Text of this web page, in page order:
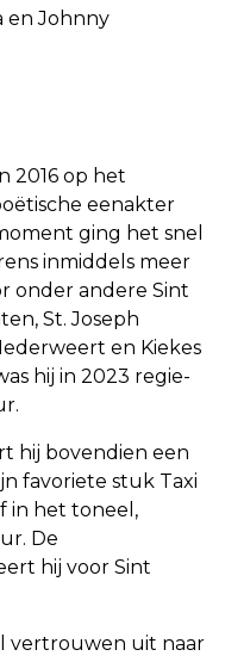
en Johnny
2016 op het
eenakter
ging het snel
inmiddels meer
onder andere Sint
St. Joseph
en Kiekes
hij in 2023 regie-
hij bovendien een
favoriete stuk Taxi
in het toneel,
De
hij voor Sint
vertrouwen uit naar